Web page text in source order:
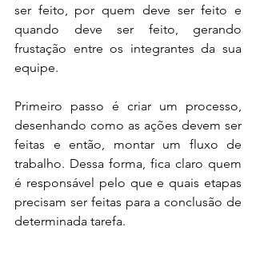
ser feito, por quem deve ser feito e
quando deve ser feito, gerando
frustação entre os integrantes da sua
equipe.
Primeiro passo é criar um processo,
desenhando como as ações devem ser
feitas e então, montar um fluxo de
trabalho. Dessa forma, fica claro quem
é responsável pelo que e quais etapas
precisam ser feitas para a conclusão de
determinada tarefa.